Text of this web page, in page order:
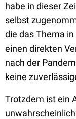
habe in dieser
selbst
die das Thema
einen direkten
nach der
keine
Trotzdem ist ein